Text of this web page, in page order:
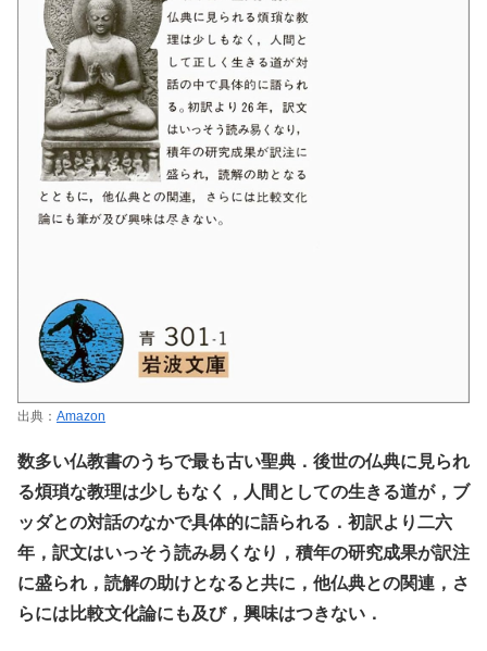
出典： Amazon
数多い仏教書のうちで最も古い聖典．後世の仏典に見られ
る煩瑣な教理は少しもなく，人間としての生きる道が，ブ
ッダとの対話のなかで具体的に語られる．初訳より二六
年，訳文はいっそう読み易くなり，積年の研究成果が訳注
に盛られ，読解の助けとなると共に，他仏典との関連，さ
らには比較文化論にも及び，興味はつきない．